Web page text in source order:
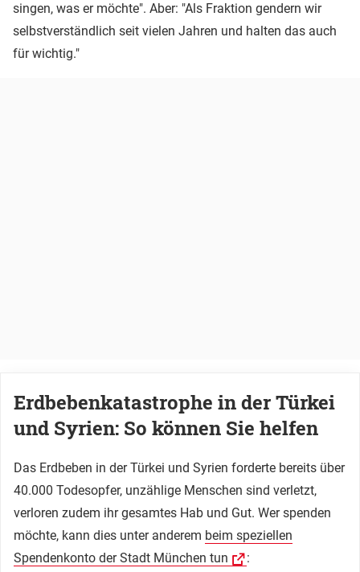
singen, was er möchte". Aber: "Als Fraktion gendern wir
selbstverständlich seit vielen Jahren und halten das auch
für wichtig."
Erdbebenkatastrophe in der Türkei
und Syrien: So können Sie helfen
Das Erdbeben in der Türkei und Syrien forderte bereits über
40.000 Todesopfer, unzählige Menschen sind verletzt,
verloren zudem ihr gesamtes Hab und Gut. Wer spenden
möchte, kann dies unter anderem beim speziellen
Spendenkonto der Stadt München tun
: